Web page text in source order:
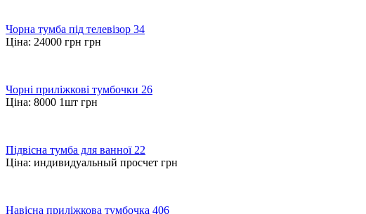
Чорна тумба під телевізор 34
Ціна: 24000 грн грн
Чорні приліжкові тумбочки 26
Ціна: 8000 1шт грн
Підвісна тумба для ванної 22
Ціна: индивидуальный просчет грн
Навісна приліжкова тумбочка 406